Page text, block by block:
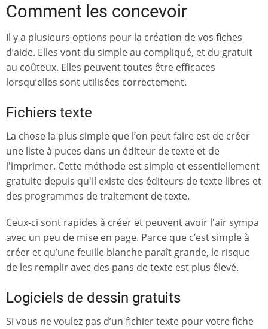
Comment les concevoir
Il y a plusieurs options pour la création de vos fiches
d’aide. Elles vont du simple au compliqué, et du gratuit
au coûteux. Elles peuvent toutes être efficaces
lorsqu’elles sont utilisées correctement.
Fichiers texte
La chose la plus simple que l’on peut faire est de créer
une liste à puces dans un éditeur de texte et de
l'imprimer. Cette méthode est simple et essentiellement
gratuite depuis qu'il existe des éditeurs de texte libres et
des programmes de traitement de texte.
Ceux-ci sont rapides à créer et peuvent avoir l'air sympa
avec un peu de mise en page. Parce que c’est simple à
créer et qu’une feuille blanche paraît grande, le risque
de les remplir avec des pans de texte est plus élevé.
Logiciels de dessin gratuits
Si vous ne voulez pas d’un fichier texte pour votre fiche